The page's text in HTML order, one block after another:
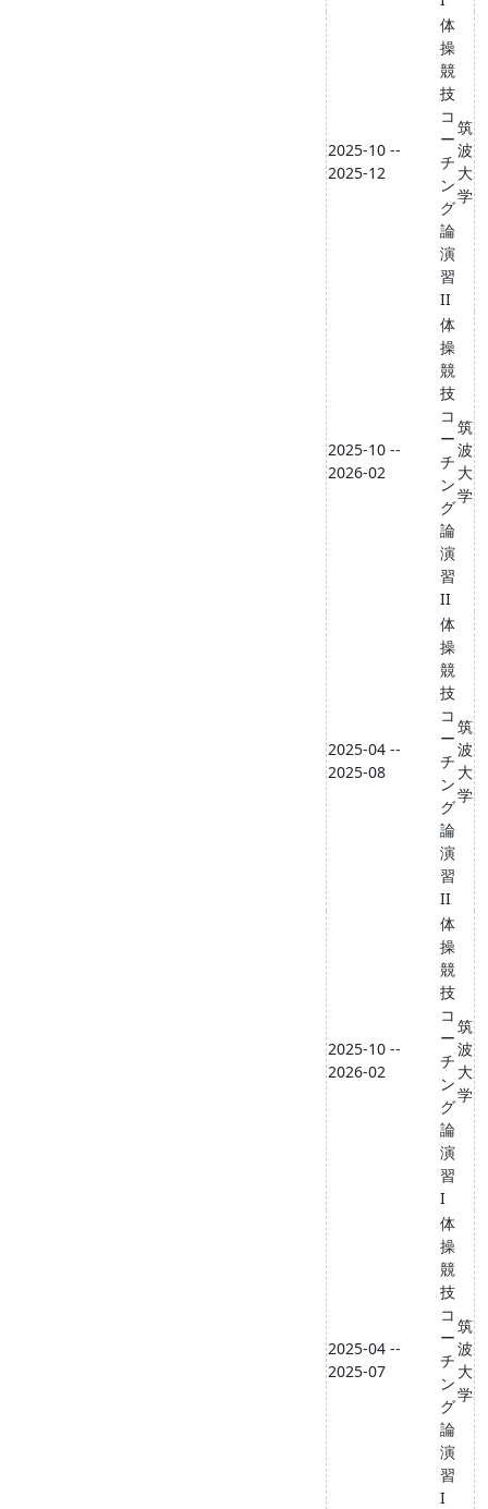
2025-10 --
2025-12
体
操
競
技
コ
ー
チ
ン
グ
論
演
習
II
筑
波
大
学
2025-10 --
2026-02
体
操
競
技
コ
ー
チ
ン
グ
論
演
習
II
筑
波
大
学
2025-04 --
2025-08
体
操
競
技
コ
ー
チ
ン
グ
論
演
習
II
筑
波
大
学
2025-10 --
2026-02
体
操
競
技
コ
ー
チ
ン
グ
論
演
習
I
筑
波
大
学
2025-04 --
2025-07
体
操
競
技
コ
ー
チ
ン
グ
論
演
習
I
筑
波
大
学